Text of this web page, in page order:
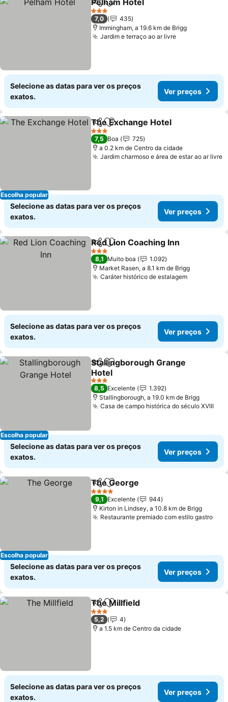
PartilharAdicionar aos favoritos
Pelham Hotel
3 Estrelas
7,0
435
Immingham, a 19.6 km de Brigg
Jardim e terraço ao ar livreVer preços
Selecione as datas para ver os preços
exatos.
Ver preços
Escolha popular
PartilharAdicionar aos favoritos
The Exchange Hotel
3 Estrelas
7,5 Boa
725
a 0.2 km de Centro da cidade
Jardim charmoso e área de estar ao ar livre
Selecione as datas para ver os preços
exatos.
Ver preços
PartilharAdicionar aos favoritos
Red Lion Coaching Inn
3 Estrelas
8,1 Muito boa
1.092
Market Rasen, a 8.1 km de Brigg
Caráter histórico de estalagemVer
Selecione as datas para ver os preços
exatos.
Ver preços
Escolha popular
PartilharAdicionar aos favoritos
Stallingborough Grange
Hotel
Ver preços
3 Estrelas
8,5 Excelente
1.392
Stallingborough, a 19.0 km de Brigg
Casa de campo histórica do século XVIII
Selecione as datas para ver os preços
exatos.
Ver preços
Escolha popular
PartilharAdicionar aos favoritos
The George
4 Estrelas
9,1 Excelente
944
Kirton in Lindsey, a 10.8 km de Brigg
Restaurante premiado com estilo gastroVer
Selecione as datas para ver os preços
exatos.
Ver preços
PartilharAdicionar aos favoritos
The Millfield
3 Estrelas
5,2
4
a 1.5 km de Centro da cidade
Selecione as datas para ver os preços
exatos.
Ver preços